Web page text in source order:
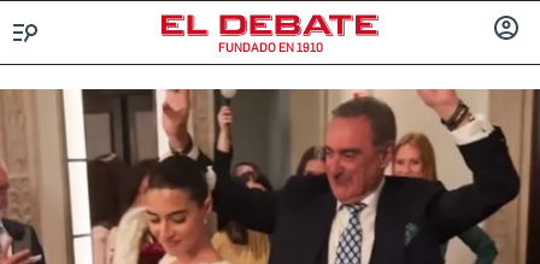
FUNDADO EN 1910